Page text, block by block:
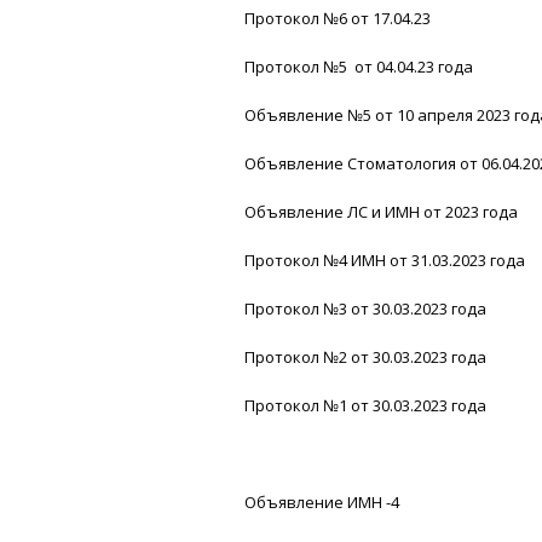
Протокол №6 от 17.04.23
Протокол №5 от 04.04.23 года
Объявление №5 от 10 апреля 2023
Объявление Стоматология от
Объявление ЛС и ИМН от 2023 года
Протокол №4 ИМН от 31.03.2023 года
Протокол №3 от 30.03.2023 года
Протокол №2 от 30.03.2023 года
Протокол №1 от 30.03.2023 года
Объявление ИМН -4